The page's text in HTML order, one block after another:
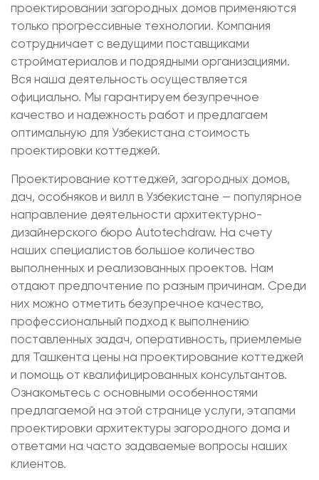
проектировании загородных домов применяются
только прогрессивные технологии. Компания
сотрудничает с ведущими поставщиками
стройматериалов и подрядными организациями.
Вся наша деятельность осуществляется
официально. Мы гарантируем безупречное
качество и надежность работ и предлагаем
оптимальную для Узбекистана стоимость
проектировки коттеджей.
Проектирование коттеджей, загородных домов,
дач, особняков и вилл в Узбекистане — популярное
направление деятельности архитектурно-
дизайнерского бюро Autotechdraw. На счету
наших специалистов большое количество
выполненных и реализованных проектов. Нам
отдают предпочтение по разным причинам. Среди
них можно отметить безупречное качество,
профессиональный подход к выполнению
поставленных задач, оперативность, приемлемые
для Ташкента цены на проектирование коттеджей
и помощь от квалифицированных консультантов.
Ознакомьтесь с основными особенностями
предлагаемой на этой странице услуги, этапами
проектировки архитектуры загородного дома и
ответами на часто задаваемые вопросы наших
клиентов.